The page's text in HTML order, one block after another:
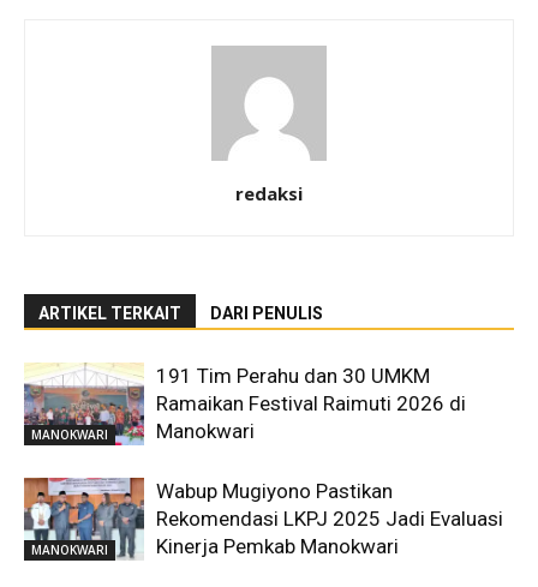
redaksi
ARTIKEL TERKAIT DARI PENULIS
MANOKWARI
191 Tim Perahu dan 30 UMKM
Ramaikan Festival Raimuti 2026 di
Manokwari
MANOKWARI
Wabup Mugiyono Pastikan
Rekomendasi LKPJ 2025 Jadi Evaluasi
Kinerja Pemkab Manokwari